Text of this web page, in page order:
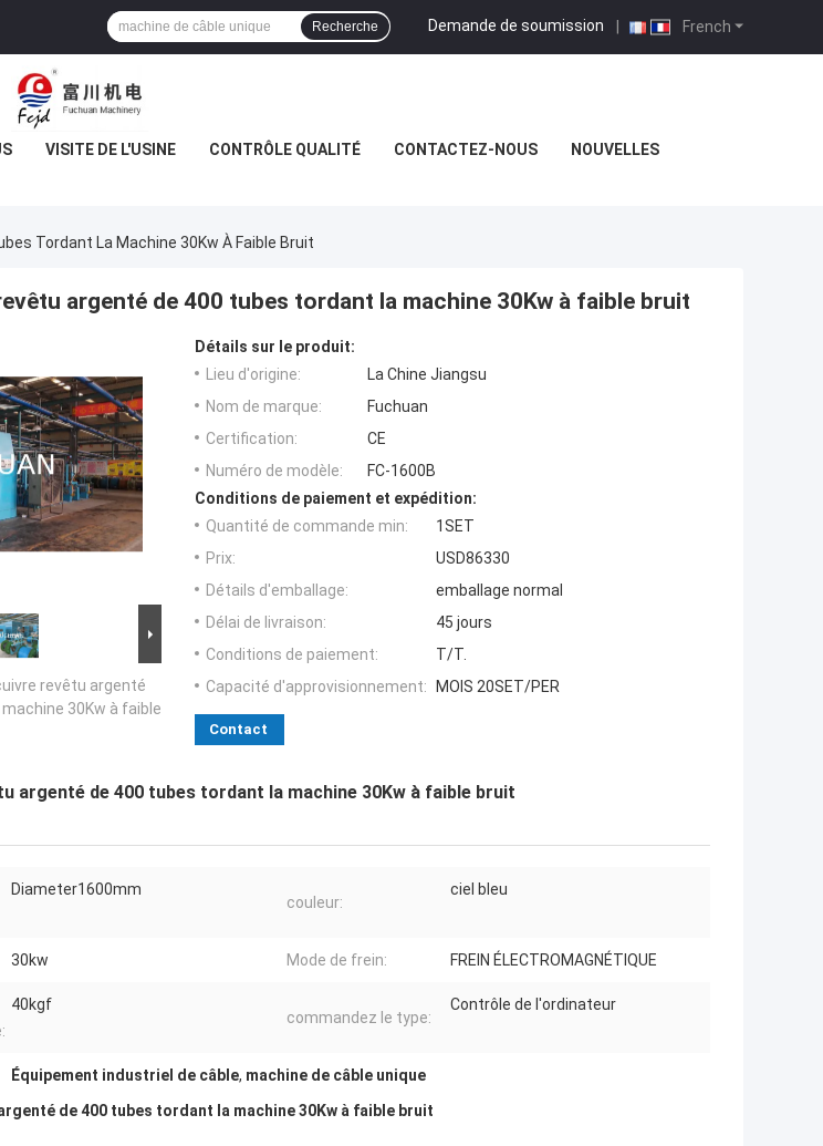
French
Demande de soumission |
Recherche
VISITE DE L'USINE CONTRÔLE QUALITÉ CONTACTEZ-NOUS NOUVELLES
Tordant La Machine 30Kw À Faible Bruit
argenté de 400 tubes tordant la machine 30Kw à faible bruit
revêtu argenté
30Kw à faible
Détails sur le produit:
Lieu d'origine:
La Chine Jiangsu
Nom de marque:
Fuchuan
Certification:
CE
Numéro de modèle:
FC-1600B
Conditions de paiement et expédition:
Quantité de commande min:
1SET
Prix:
USD86330
Détails d'emballage:
emballage normal
Délai de livraison:
45 jours
Conditions de paiement:
T/T.
Capacité d'approvisionnement:
MOIS 20SET/PER
Contact
argenté de 400 tubes tordant la machine 30Kw à faible bruit
Diameter1600mm
couleur:
ciel bleu
30kw Mode de frein: FREIN ÉLECTROMAGNÉTIQUE
40kgf
commandez le type:
Contrôle de l'ordinateur
Équipement industriel de câble, machine de câble unique
de 400 tubes tordant la machine 30Kw à faible bruit